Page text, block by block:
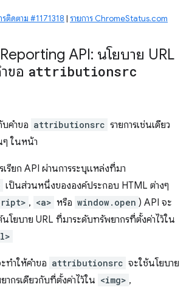
ติดตาม #1171318 | รายการ ChromeStatus.com
API: นโยบาย URL
ขอ attributionsrc
บคำขอ attributionsrc รายการเช่นเดียว
ในหน้า
รียก API ผ่านการระบุแหล่งที่มา
เป็นส่วนหนึ่งขององค์ประกอบ HTML ต่างๆ
, <a> หรือ window.open ) API จะ
โยบาย URL ที่มาระดับทรัพยากรที่ตั้งค่าไว้ใน
ทำให้คำขอ attributionsrc จะใช้นโยบาย
กรเดียวกับที่ตั้งค่าไว้ใน <img> ,